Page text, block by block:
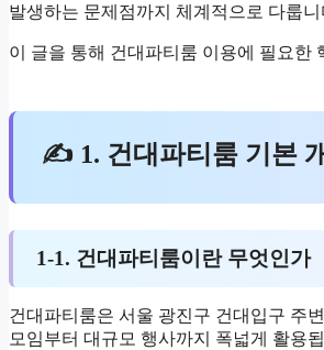
발생하는 문제점까지 체계적으로 다룹니
이 글을 통해 건대파티룸 이용에 필요한
✍ 1. 건대파티룸 기본
1-1. 건대파티룸이란 무엇인가
건대파티룸은 서울 광진구 건대입구 주
모임부터 대규모 행사까지 폭넓게 활용